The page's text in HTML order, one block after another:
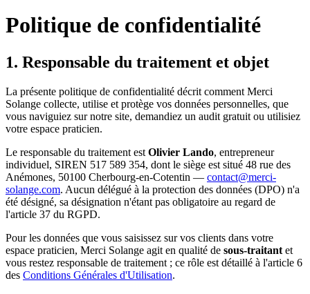
Politique de confidentialité
1. Responsable du traitement et objet
La présente politique de confidentialité décrit comment Merci
Solange collecte, utilise et protège vos données personnelles, que
vous naviguiez sur notre site, demandiez un audit gratuit ou utilisiez
votre espace praticien.
Le responsable du traitement est Olivier Lando, entrepreneur
individuel, SIREN 517 589 354, dont le siège est situé 48 rue des
Anémones, 50100 Cherbourg-en-Cotentin — contact@merci-
solange.com. Aucun délégué à la protection des données (DPO) n'a
été désigné, sa désignation n'étant pas obligatoire au regard de
l'article 37 du RGPD.
Pour les données que vous saisissez sur vos clients dans votre
espace praticien, Merci Solange agit en qualité de sous-traitant et
vous restez responsable de traitement ; ce rôle est détaillé à l'article 6
des Conditions Générales d'Utilisation.